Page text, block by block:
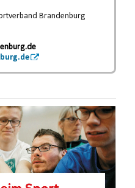
Brandenburg